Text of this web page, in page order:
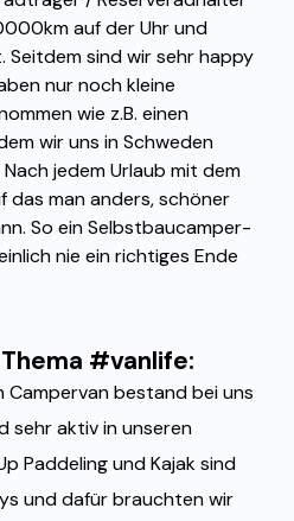
auf der Uhr und
sind wir sehr happy
nur noch kleine
wie z.B. einen
wir uns in Schweden
jedem Urlaub mit dem
das man anders, schöner
So ein Selbstbaucamper-
nie ein richtiges Ende
#vanlife:
Campervan bestand bei uns
sehr aktiv in unseren
Paddeling und Kajak sind
und dafür brauchten wir